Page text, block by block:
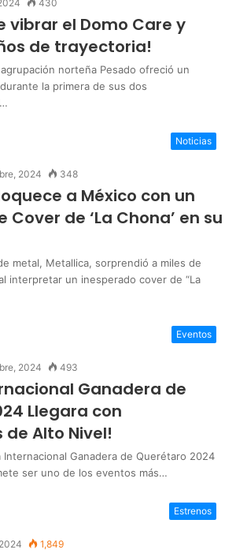
430
vibrar el Domo Care y
de trayectoria!
norteña Pesado ofreció un
la primera de sus dos
Noticias
2024 348
a México con un
de ‘La Chona’ en su
metal, Metallica, sorprendió a miles de
interpretar un inesperado cover de “La
Eventos
2024 493
Ganadera de
Llegara con
de Alto Nivel!
Internacional Ganadera de Querétaro 2024
ser uno de los eventos más…
Estrenos
1,849